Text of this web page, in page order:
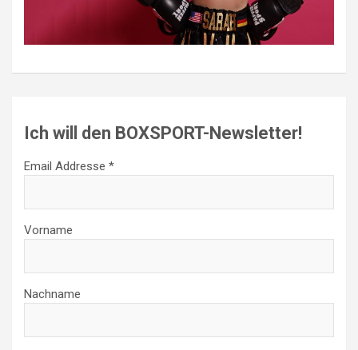
Ich will den BOXSPORT-Newsletter!
Email Addresse *
Vorname
Nachname